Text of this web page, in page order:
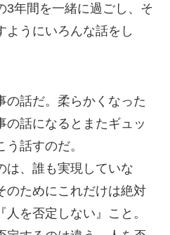
3年間を一緒に過ごし、そ
ようにいろんな話をし
の話だ。柔らかくなった
の話になるとまたギュッ
話すのだ。
は、誰も実現していな
のためにこれだけは絶対
を否定しない』こと。